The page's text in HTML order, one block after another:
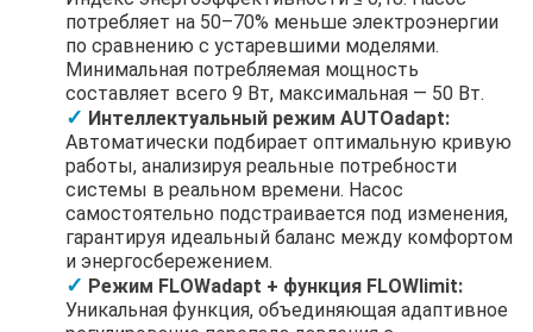
потребляет на 50–70% меньше электроэнергии
по сравнению с устаревшими моделями.
Минимальная потребляемая мощность
составляет всего 9 Вт, максимальная — 50 Вт.
Интеллектуальный режим AUTOadapt:
Автоматически подбирает оптимальную кривую
работы, анализируя реальные потребности
системы в реальном времени. Насос
самостоятельно подстраивается под изменения,
гарантируя идеальный баланс между комфортом
и энергосбережением.
Режим FLOWadapt + функция FLOWlimit:
Уникальная функция, объединяющая адаптивное